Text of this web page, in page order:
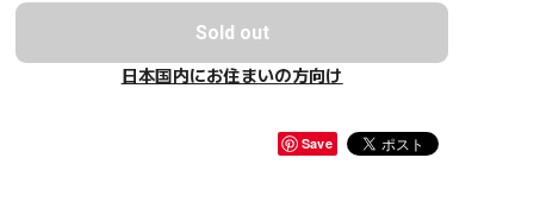
Sold out
日本国内にお住まいの方向け
Save